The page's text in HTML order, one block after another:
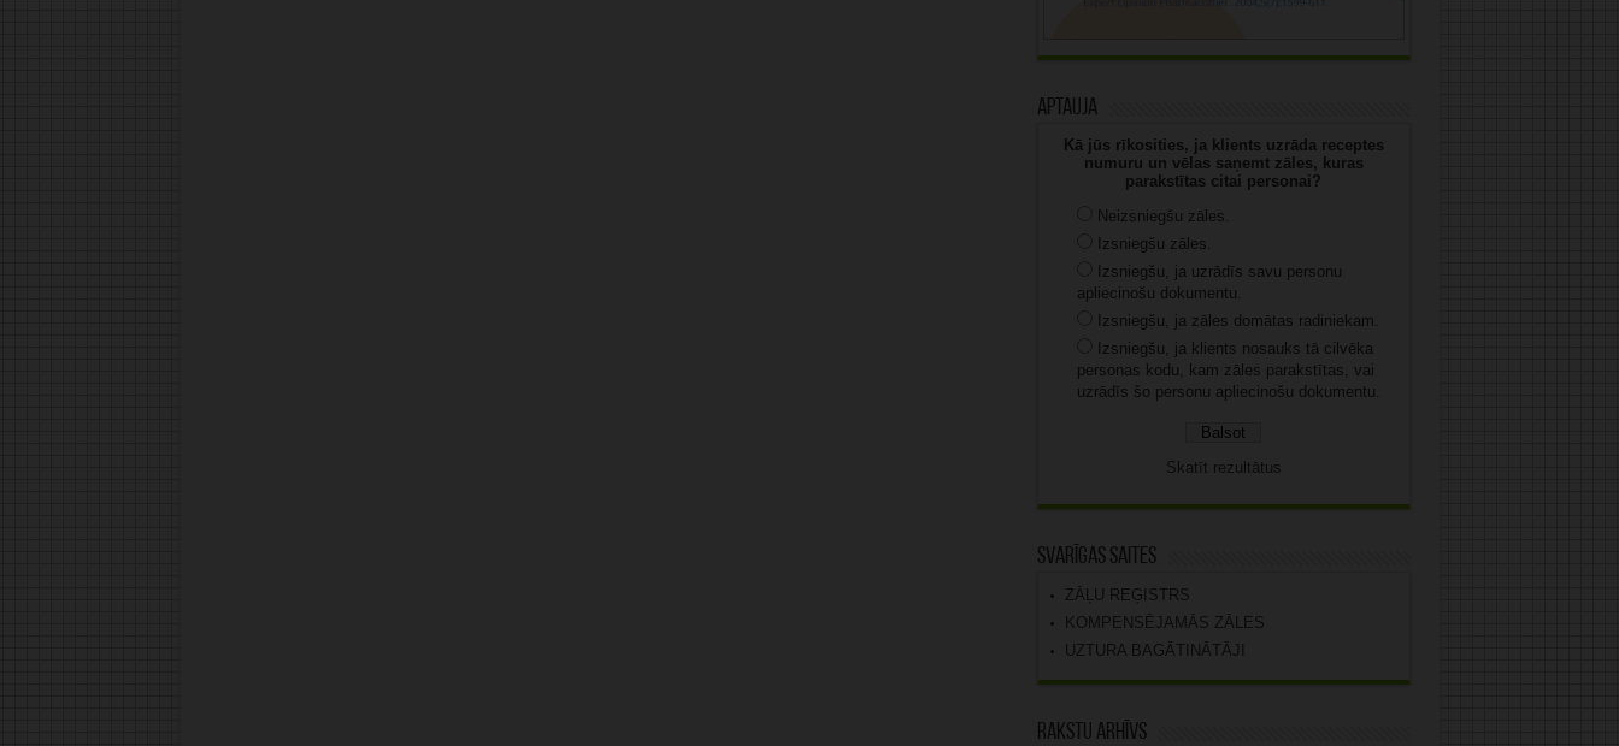
Aptauja
Kā jūs rīkosities, ja klients uzrāda receptes
numuru un vēlas saņemt zāles, kuras
parakstītas citai personai?
Neizsniegšu zāles.
Izsniegšu zāles.
Izsniegšu, ja uzrādīs savu personu
apliecinošu dokumentu.
Izsniegšu, ja zāles domātas radiniekam.
Izsniegšu, ja klients nosauks tā cilvēka
personas kodu, kam zāles parakstītas, vai
uzrādīs šo personu apliecinošu dokumentu.
Skatīt rezultātus
Svarīgas saites
ZĀĻU REĢISTRS
KOMPENSĒJAMĀS ZĀLES
UZTURA BAGĀTINĀTĀJI
Rakstu arhīvs